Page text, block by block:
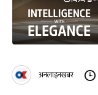
अनलाइनखबर